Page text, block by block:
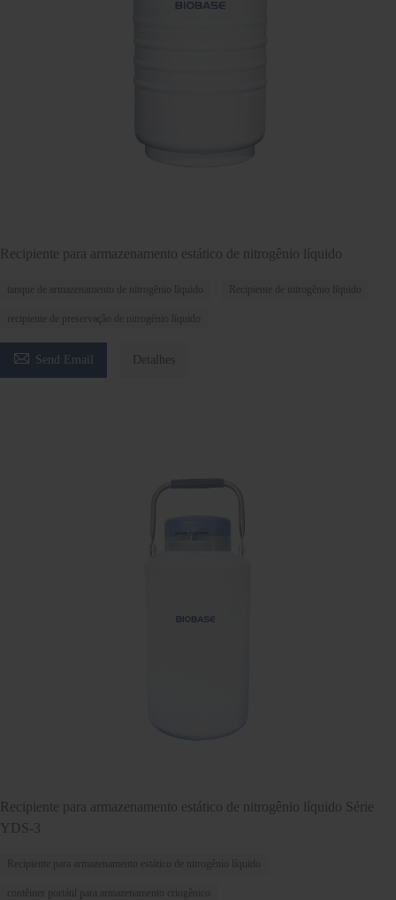
Recipiente para armazenamento estático de nitrogênio líquido
tanque de armazenamento de nitrogênio líquido Recipiente de nitrogênio líquido
recipiente de preservação de nitrogênio líquido
 Send Email Detalhes
Recipiente para armazenamento estático de nitrogênio líquido Série
YDS-3
Recipiente para armazenamento estático de nitrogênio líquido
contêiner portátil para armazenamento criogênico